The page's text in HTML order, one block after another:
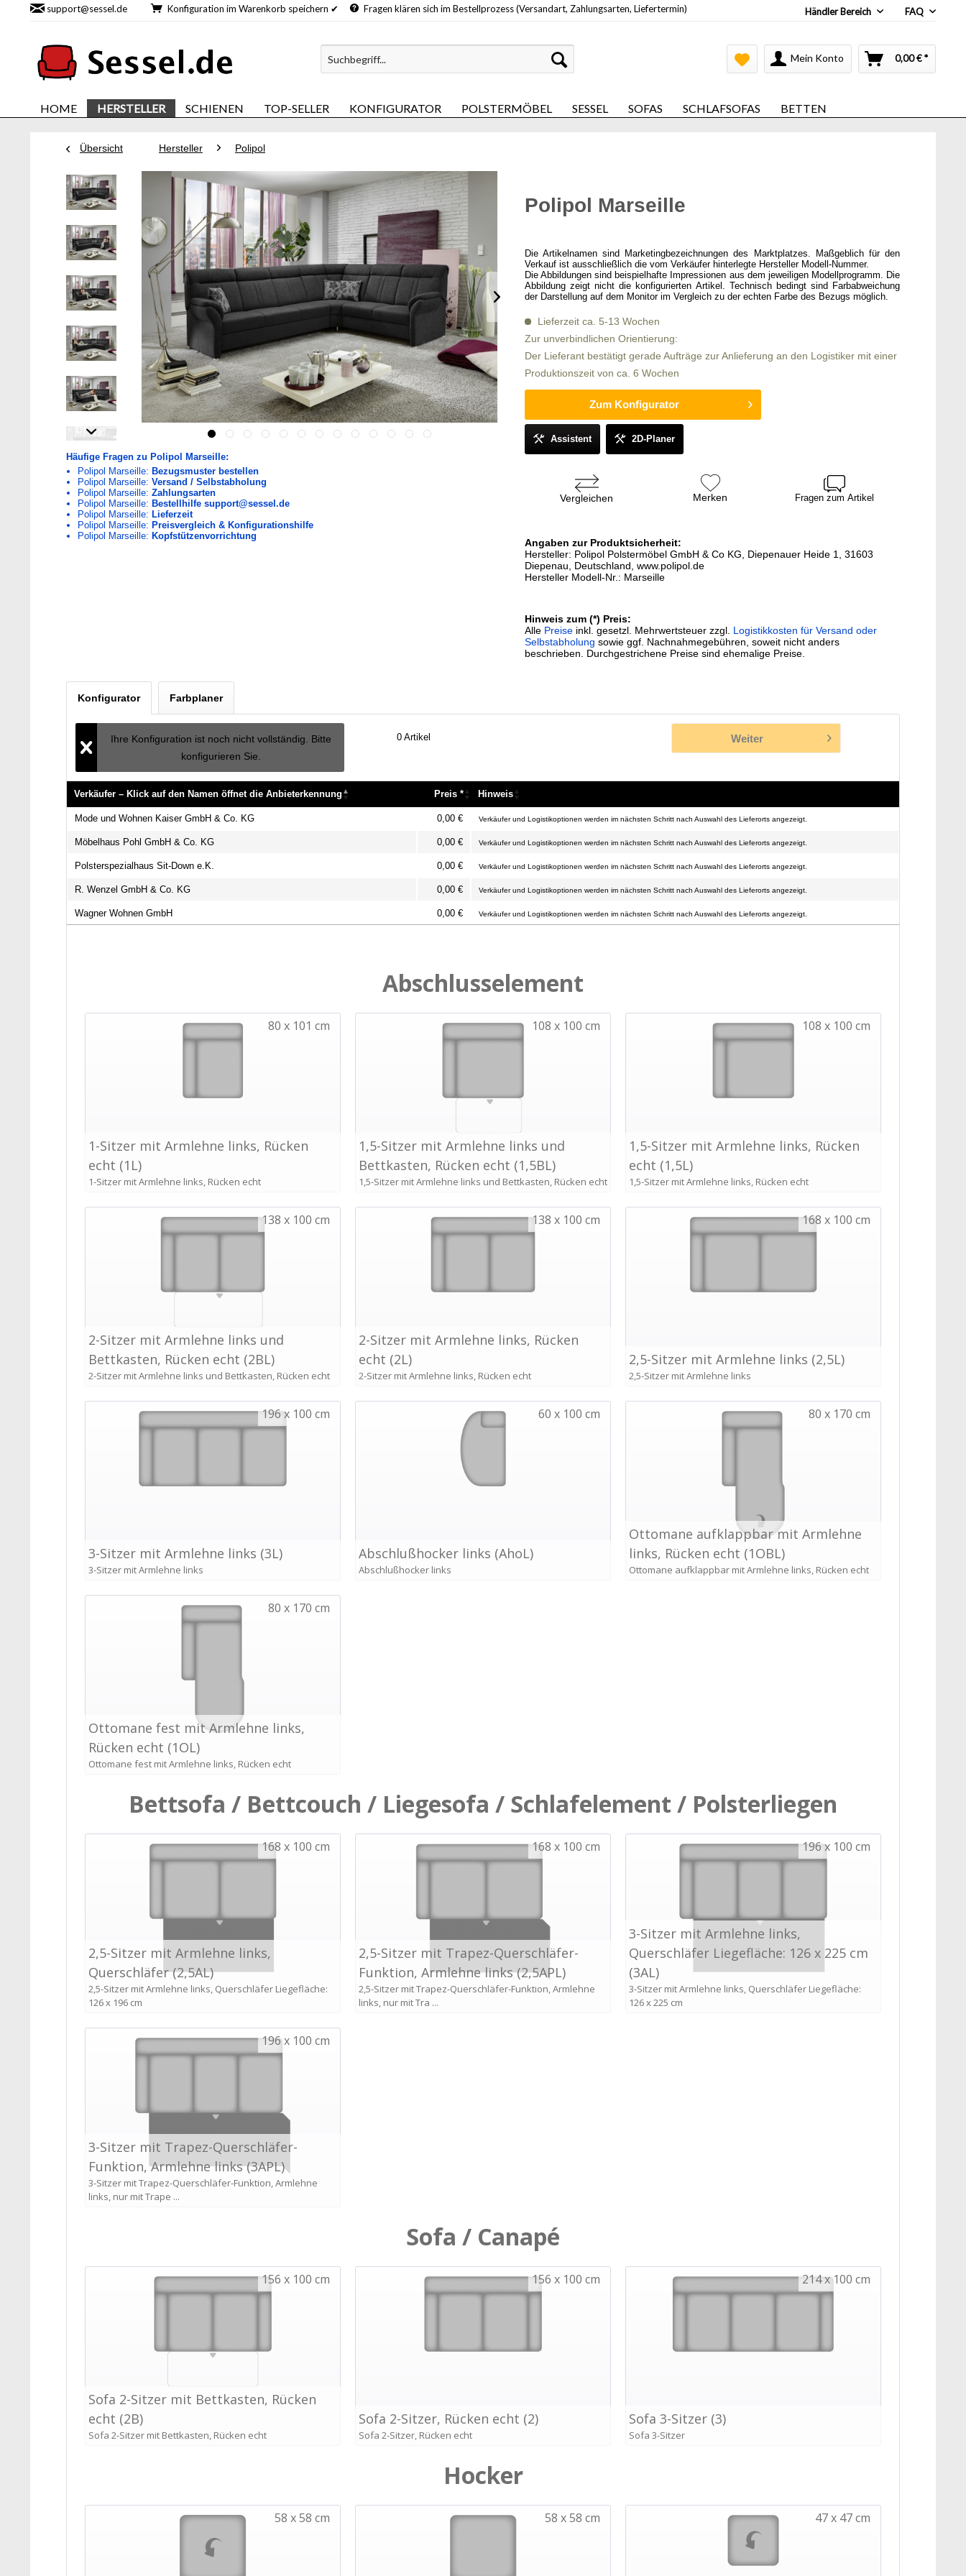
support@sessel.de Konfiguration im Warenkorb speichern ✔ Fragen klären sich im Bestellprozess (Versandart, Zahlungsarten, Liefertermin) Händler Bereich FAQ
Mein Konto 0,00 € *
HOME HERSTELLER SCHIENEN TOP-SELLER KONFIGURATOR POLSTERMÖBEL SESSEL SOFAS SCHLAFSOFAS BETTEN
Übersicht Hersteller Polipol
Häufige Fragen zu Polipol Marseille:
Polipol Marseille: Bezugsmuster bestellen
Polipol Marseille: Versand / Selbstabholung
Polipol Marseille: Zahlungsarten
Polipol Marseille: Bestellhilfe support@sessel.de
Polipol Marseille: Lieferzeit
Polipol Marseille: Preisvergleich & Konfigurationshilfe
Polipol Marseille: Kopfstützenvorrichtung
Polipol Marseille
Die Artikelnamen sind Marketingbezeichnungen des Marktplatzes. Maßgeblich für den
Verkauf ist ausschließlich die vom Verkäufer hinterlegte Hersteller Modell-Nummer.
Die Abbildungen sind beispielhafte Impressionen aus dem jeweiligen Modellprogramm. Die
Abbildung zeigt nicht die konfigurierten Artikel. Technisch bedingt sind Farbabweichung
der Darstellung auf dem Monitor im Vergleich zu der echten Farbe des Bezugs möglich.
Lieferzeit ca. 5-13 Wochen
Zur unverbindlichen Orientierung:
Der Lieferant bestätigt gerade Aufträge zur Anlieferung an den Logistiker mit einer
Produktionszeit von ca. 6 Wochen
Zum Konfigurator
Assistent 2D-Planer
Vergleichen Merken Fragen zum Artikel
Angaben zur Produktsicherheit:
Hersteller: Polipol Polstermöbel GmbH & Co KG, Diepenauer Heide 1, 31603
Diepenau, Deutschland, www.polipol.de
Hersteller Modell-Nr.: Marseille
Hinweis zum (*) Preis:
Alle Preiseinkl. gesetzl. Mehrwertsteuer zzgl. Logistikkosten für Versand oder
Selbstabholung sowie ggf. Nachnahmegebühren, soweit nicht anders
beschrieben. Durchgestrichene Preise sind ehemalige Preise.
Konfigurator Farbplaner
Ihre Konfiguration ist noch nicht vollständig. Bitte
konfigurieren Sie.
0 Artikel Weiter
Verkäufer – Klick auf den Namen öffnet die Anbieterkennung Preis *
Hinweis
Verkäufer – Klick auf den Namen öffnet die Anbieterkennung
Preis *
Mode und Wohnen Kaiser GmbH & Co. KG 0,00 € Verkäufer und Logistikoptionen werden im nächsten Schritt nach Auswahl des Lieferorts angezeigt.
Möbelhaus Pohl GmbH & Co. KG 0,00 € Verkäufer und Logistikoptionen werden im nächsten Schritt nach Auswahl des Lieferorts angezeigt.
Polsterspezialhaus Sit-Down e.K. 0,00 € Verkäufer und Logistikoptionen werden im nächsten Schritt nach Auswahl des Lieferorts angezeigt.
R. Wenzel GmbH & Co. KG 0,00 € Verkäufer und Logistikoptionen werden im nächsten Schritt nach Auswahl des Lieferorts angezeigt.
Wagner Wohnen GmbH 0,00 € Verkäufer und Logistikoptionen werden im nächsten Schritt nach Auswahl des Lieferorts angezeigt.